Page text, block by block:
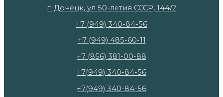
г. Донецк, ул 50-летия СССР, 144/2
+7 (949) 340-84-56
+7 (949) 485-60-11
+7 (856) 381-00-88
+7(949) 340-84-56
+7(949) 340-84-56